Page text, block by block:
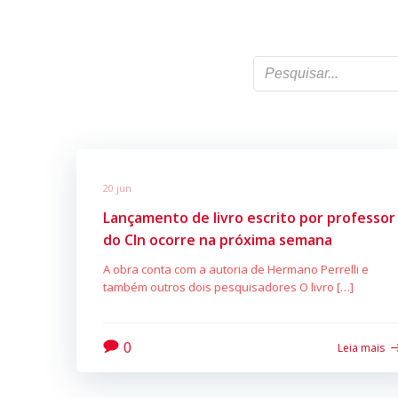
20 jun
Lançamento de livro escrito por professor
do CIn ocorre na próxima semana
A obra conta com a autoria de Hermano Perrelli e
também outros dois pesquisadores O livro […]
0 Leia mais